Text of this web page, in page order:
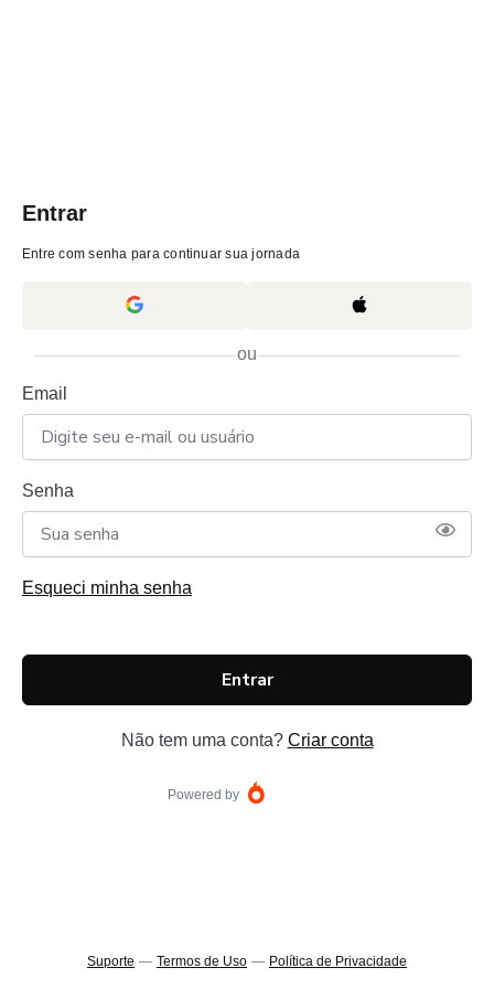
Entrar
Entre com senha para continuar sua jornada
ou
Email
Senha
Esqueci minha senha
Entrar
Não tem uma conta? Criar conta
Powered by
Suporte — Termos de Uso — Política de Privacidade